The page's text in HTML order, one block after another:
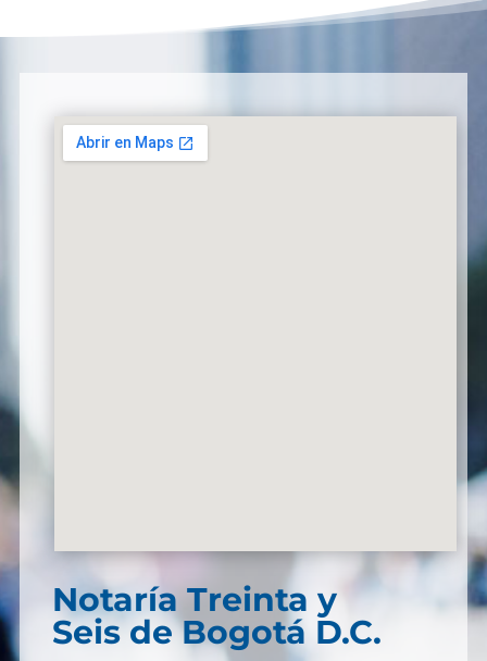
Notaría Treinta y
Seis de Bogotá D.C.